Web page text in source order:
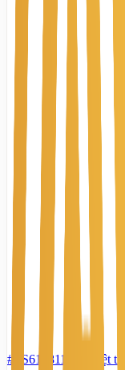
#TS61281194
Biệt thự